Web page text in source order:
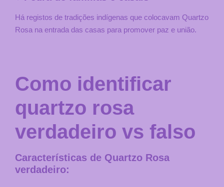
Há registos de tradições indígenas que colocavam Quartzo
Rosa na entrada das casas para promover paz e união.
Como identificar
quartzo rosa
verdadeiro vs falso
Características de Quartzo Rosa
verdadeiro: